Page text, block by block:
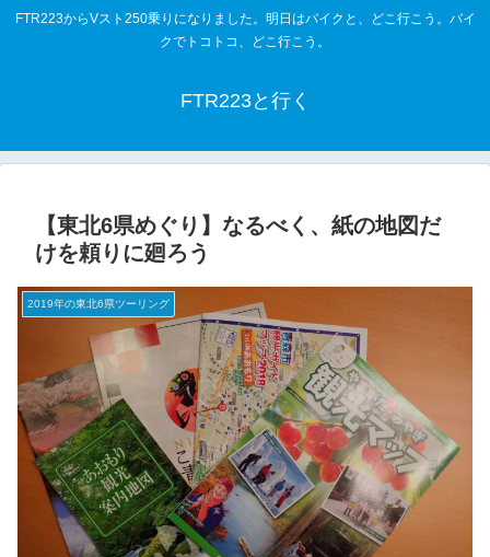
FTR223からVスト250乗りになりました。明日はバイクと、どこ行こう。バイ
クでトコトコ、どこ行こう。
FTR223と行く
【東北6県めぐり】なるべく、紙の地図だ
けを頼りに廻ろう
2019年の東北6県ツーリング